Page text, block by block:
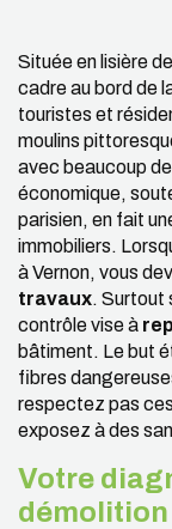
Située en lisière
cadre au bord de
touristes et
moulins
avec beaucoup
économique,
parisien, en fait
immobiliers.
à Vernon, vous
travaux. Surtout
contrôle vise à
bâtiment. Le but
fibres
respectez pas
exposez à des
Votre
démolition